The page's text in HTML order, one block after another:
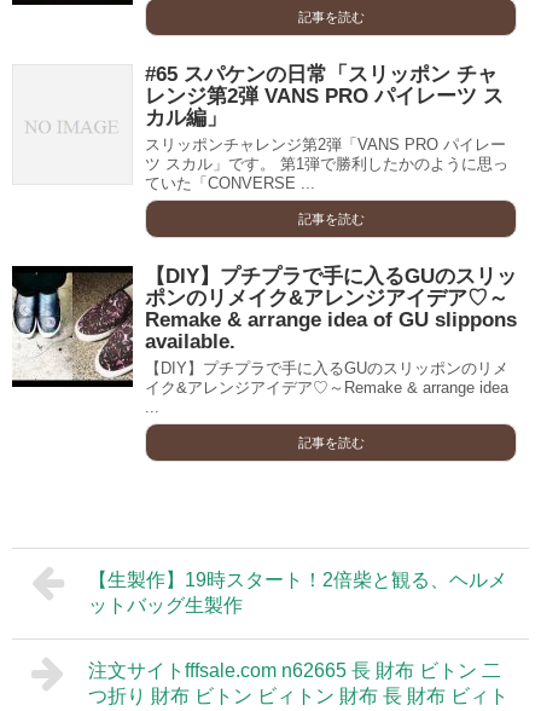
記事を読む
#65 スパケンの日常「スリッポン チャ
レンジ第2弾 VANS PRO パイレーツ ス
カル編」
スリッポンチャレンジ第2弾「VANS PRO パイレー
ツ スカル」です。 第1弾で勝利したかのように思っ
ていた「CONVERSE ...
記事を読む
【DIY】プチプラで手に入るGUのスリッ
ポンのリメイク&アレンジアイデア♡～
Remake & arrange idea of GU slippons
available.
【DIY】プチプラで手に入るGUのスリッポンのリメ
イク&アレンジアイデア♡～Remake & arrange idea
記事を読む
【生製作】19時スタート！2倍柴と観る、ヘルメ
ットバッグ生製作
注文サイトfffsale.com n62665 長 財布 ビトン 二
つ折り 財布 ビトン ビィトン 財布 長 財布 ビィト